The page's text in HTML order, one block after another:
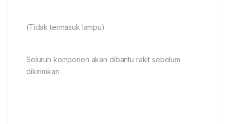
(Tidak termasuk lampu)
Seluruh komponen akan dibantu rakit sebelum
dikirimkan